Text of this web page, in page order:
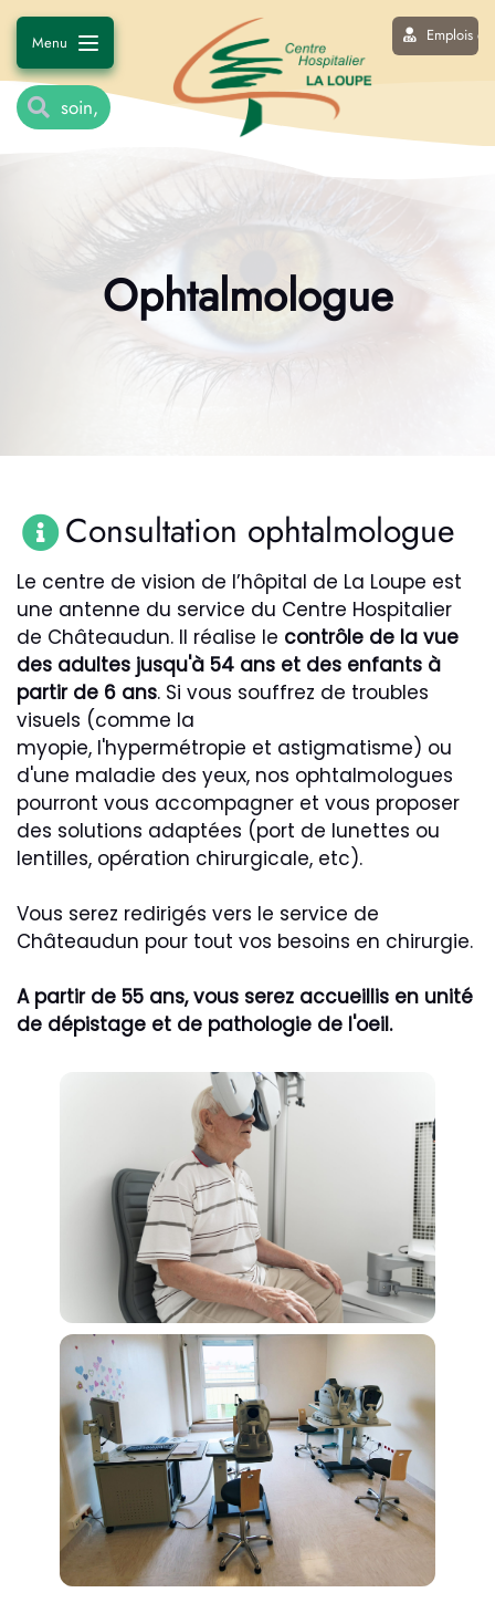
Menu Emplois et
Ophtalmologue
Consultation ophtalmologue
Le centre de vision de l’hôpital de La Loupe est
une antenne du service du Centre Hospitalier
de Châteaudun. Il réalise le contrôle de la vue
des adultes jusqu'à 54 ans et des enfants à
partir de 6 ans. Si vous souffrez de troubles
visuels (comme la
myopie, l'hypermétropie et astigmatisme) ou
d'une maladie des yeux, nos ophtalmologues
pourront vous accompagner et vous proposer
des solutions adaptées (port de lunettes ou
lentilles, opération chirurgicale, etc).
Vous serez redirigés vers le service de
Châteaudun pour tout vos besoins en chirurgie.
A partir de 55 ans, vous serez accueillis en unité
de dépistage et de pathologie de l'oeil.